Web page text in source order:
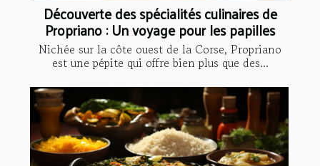
Découverte des spécialités culinaires de
Propriano : Un voyage pour les papilles
Nichée sur la côte ouest de la Corse, Propriano
est une pépite qui offre bien plus que des...